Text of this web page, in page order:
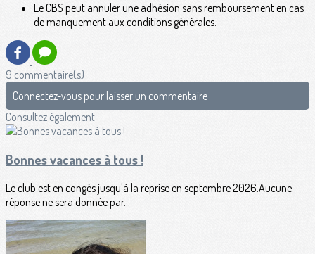
Le CBS peut annuler une adhésion sans remboursement en cas
de manquement aux conditions générales.
9 commentaire(s)
Connectez-vous pour laisser un commentaire
Consultez également
Bonnes vacances à tous !
Le club est en congés jusqu'à la reprise en septembre 2026.Aucune
réponse ne sera donnée par...